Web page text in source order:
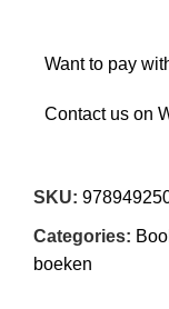
Want to pay
Contact us on
SKU:
Categories:
boeken